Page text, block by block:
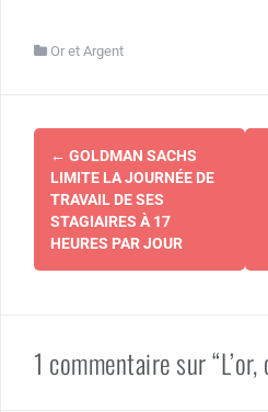
Or et Argent
Navigation
d'article
← GOLDMAN SACHS
LIMITE LA JOURNÉE DE
TRAVAIL DE SES
STAGIAIRES À 17
HEURES PAR JOUR
1 commentaire sur